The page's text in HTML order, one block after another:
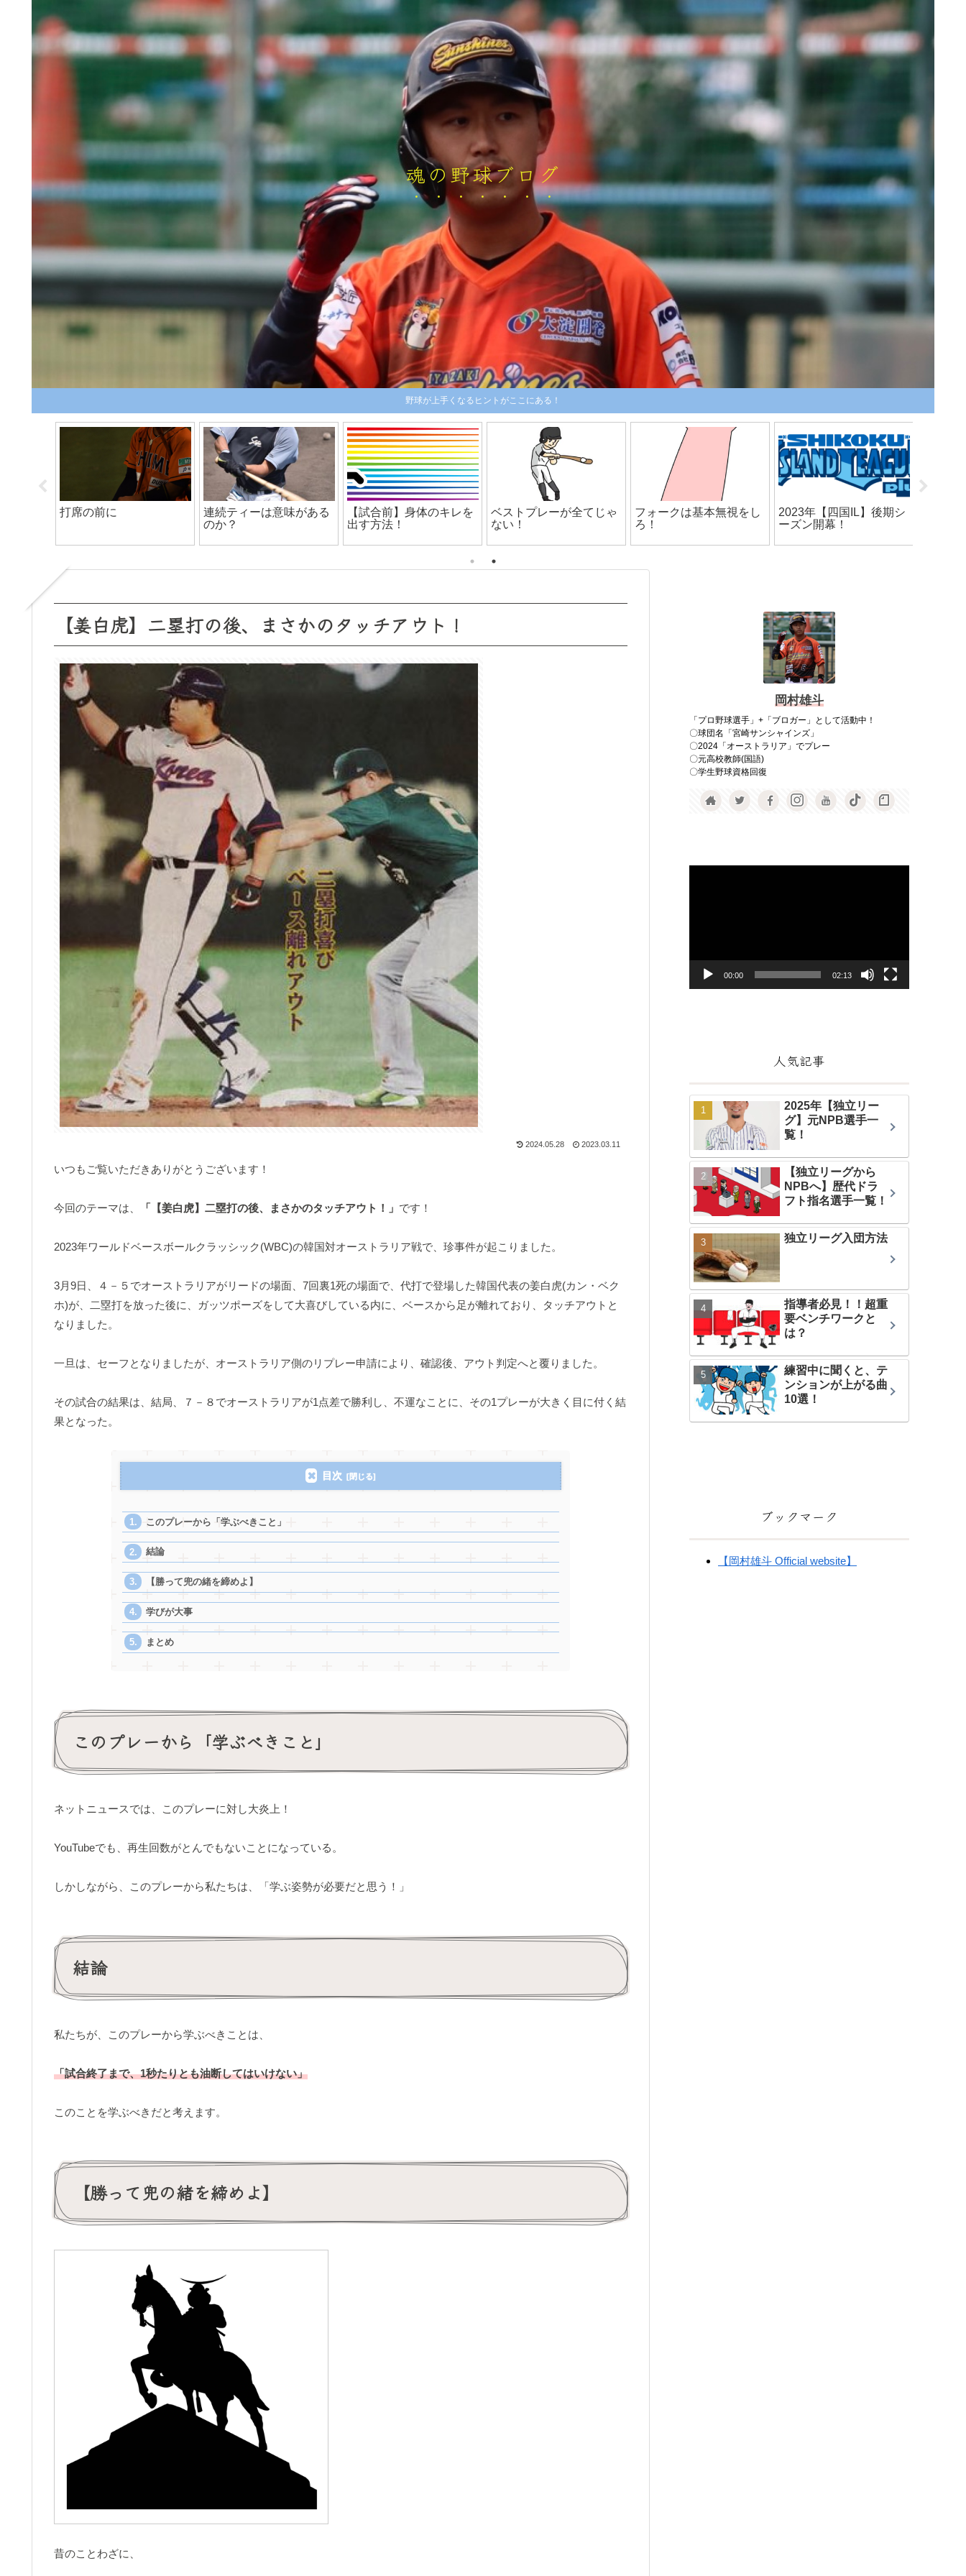
魂の野球ブログ
野球が上手くなるヒントがここにある！
打席の前に
連続ティーは意味がある
のか？
【試合前】身体のキレを
出す方法！
ベストプレーが全てじゃ
ない！
フォークは基本無視をし
ろ！
2023年【四国IL】後期シ
ーズン開幕！
【姜白虎】二塁打の後、まさかのタッチアウト！
2024.05.28 2023.03.11
いつもご覧いただきありがとうございます！
今回のテーマは、 「【姜白虎】二塁打の後、まさかのタッチアウト！」 です！
2023年ワールドベースボールクラッシック(WBC)の韓国対オーストラリア戦で、珍事件が起こりました。
3月9日、４－５でオーストラリアがリードの場面、7回裏1死の場面で、代打で登場した韓国代表の姜白虎(カン・ベク
ホ)が、二塁打を放った後に、ガッツポーズをして大喜びしている内に、ベースから足が離れており、タッチアウトと
なりました。
一旦は、セーフとなりましたが、オーストラリア側のリプレー申請により、確認後、アウト判定へと覆りました。
その試合の結果は、結局、７－８でオーストラリアが1点差で勝利し、不運なことに、その1プレーが大きく目に付く結
果となった。
目次
このプレーから「学ぶべきこと」
結論
【勝って兜の緒を締めよ】
学びが大事
まとめ
このプレーから「学ぶべきこと」
ネットニュースでは、このプレーに対し大炎上！
YouTubeでも、再生回数がとんでもないことになっている。
しかしながら、このプレーから私たちは、「学ぶ姿勢が必要だと思う！」
結論
私たちが、このプレーから学ぶべきことは、
「試合終了まで、1秒たりとも油断してはいけない」
このことを学ぶべきだと考えます。
【勝って兜の緒を締めよ】
昔のことわざに、
岡村雄斗
「プロ野球選手」+「ブロガー」として活動中！
〇球団名「宮崎サンシャインズ」
〇2024「オーストラリア」でプレー
〇元高校教師(国語)
〇学生野球資格回復
ー
00:00 02:13
人気記事
2025年【独立リー
グ】元NPB選手一
覧！
【独立リーグから
NPBへ】歴代ドラ
フト指名選手一覧！
独立リーグ入団方法
指導者必見！！超重
要ベンチワークと
は？
練習中に聞くと、テ
ンションが上がる曲
10選！
ブックマーク
【岡村雄斗 Official website】